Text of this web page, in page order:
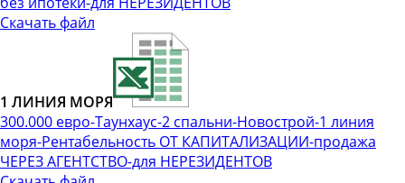
Скачать файл
1 ЛИНИЯ МОРЯ
300.000 евро-Таунхаус-2 спальни-Новострой-1 линия
моря-Рентабельность ОТ КАПИТАЛИЗАЦИИ-продажа
ЧЕРЕЗ АГЕНТСТВО-для НЕРЕЗИДЕНТОВ